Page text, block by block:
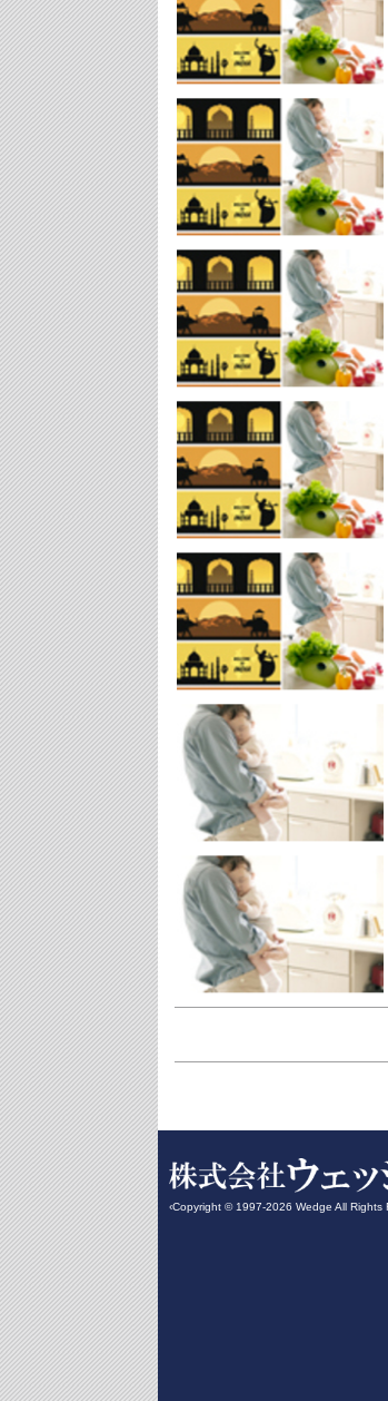
‹Copyright © 1997-2026 Wedge All Rights